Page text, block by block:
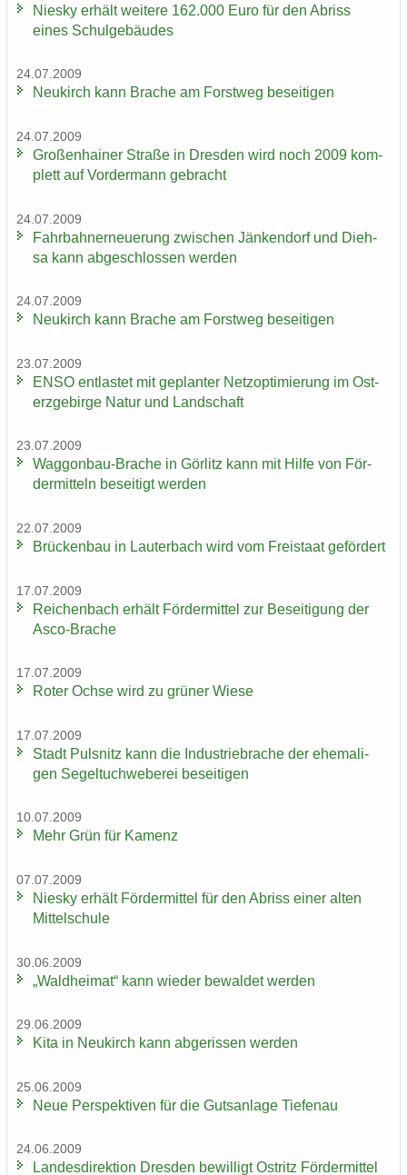
Nies­ky er­hält wei­te­re 162.000 Euro für den Ab­riss
eines Schul­ge­bäu­des
24.07.2009
Neu­kirch kann Bra­che am Forst­weg be­sei­ti­gen
24.07.2009
Gro­ßen­hai­ner Stra­ße in Dres­den wird noch 2009 kom­
plett auf Vor­der­mann ge­bracht
24.07.2009
Fahr­bahn­erneue­rung zwi­schen Jän­ken­dorf und Dieh­
sa kann ab­ge­schlos­sen wer­den
24.07.2009
Neu­kirch kann Bra­che am Forst­weg be­sei­ti­gen
23.07.2009
ENSO ent­las­tet mit ge­plan­ter Netz­op­ti­mie­rung im Ost­
erz­ge­bir­ge Natur und Land­schaft
23.07.2009
Waggonbau-​Brache in Gör­litz kann mit Hilfe von För­
der­mit­teln be­sei­tigt wer­den
22.07.2009
Brü­cken­bau in Lau­ter­bach wird vom Frei­staat ge­för­dert
17.07.2009
Rei­chen­bach er­hält För­der­mit­tel zur Be­sei­ti­gung der
Asco-​Brache
17.07.2009
Roter Ochse wird zu grü­ner Wiese
17.07.2009
Stadt Puls­nitz kann die In­dus­trie­bra­che der ehe­ma­li­
gen Se­gel­tuch­we­be­rei be­sei­ti­gen
10.07.2009
Mehr Grün für Ka­menz
07.07.2009
Nies­ky er­hält För­der­mit­tel für den Ab­riss einer alten
Mit­tel­schu­le
30.06.2009
„Wald­hei­mat“ kann wie­der be­wal­det wer­den
29.06.2009
Kita in Neu­kirch kann ab­ge­ris­sen wer­den
25.06.2009
Neue Per­spek­ti­ven für die Guts­an­la­ge Tie­fen­au
24.06.2009
Lan­des­di­rek­ti­on Dres­den be­wil­ligt Ost­ritz För­der­mit­tel